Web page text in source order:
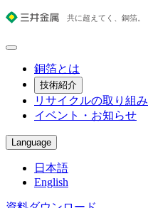
銅箔とは
技術紹介
リサイクルの取り組み
イベント・お知らせ
Language
日本語
English